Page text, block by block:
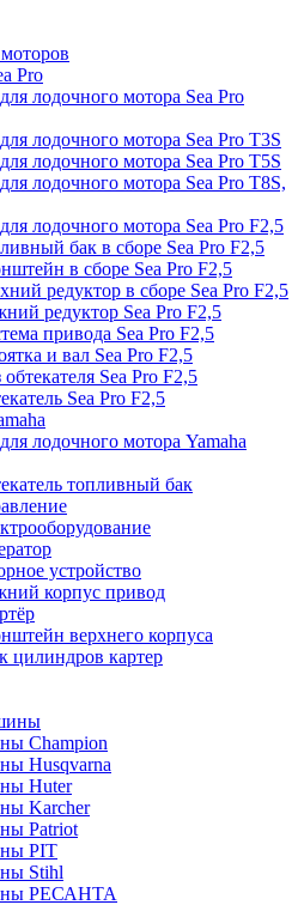
Pro
лодочного мотора Sea Pro
лодочного мотора Sea Pro Т3S
лодочного мотора Sea Pro Т5S
лодочного мотора Sea Pro Т8S,
лодочного мотора Sea Pro F2,5
бак в сборе Sea Pro F2,5
в сборе Sea Pro F2,5
редуктор в сборе Sea Pro F2,5
редуктор Sea Pro F2,5
привода Sea Pro F2,5
и вал Sea Pro F2,5
Sea Pro F2,5
Sea Pro F2,5
лодочного мотора Yamaha
топливный бак
устройство
корпус привод
верхнего корпуса
цилиндров картер
Champion
Husqvarna
Huter
Karcher
Patriot
PIT
Stihl
РЕСАНТА